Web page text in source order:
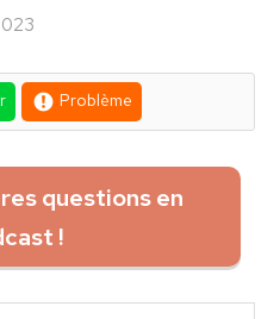
Problème
questions en
!